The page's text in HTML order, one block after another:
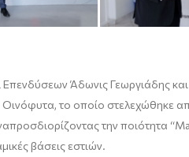
Επενδύσεων Άδωνις Γεωργιάδηςκαι
Οινόφυτα, το οποίο στελεχώθηκε
την ποιότητα “
βάσεις εστιών.